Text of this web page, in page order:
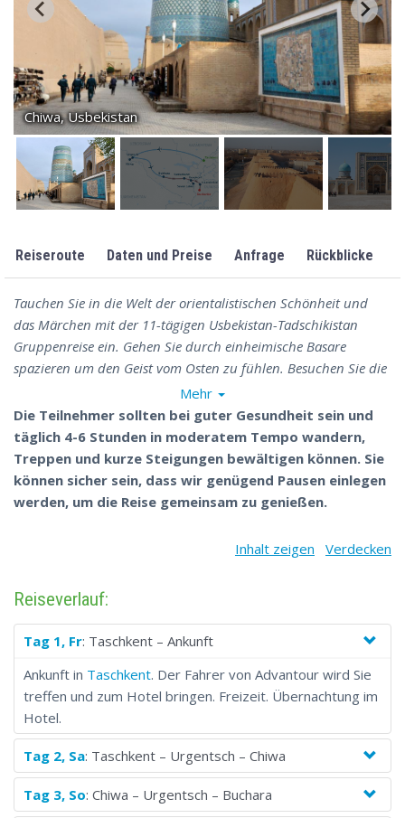
Chiwa, Usbekistan
Reiseroute Daten und Preise Anfrage Rückblicke
Tauchen Sie in die Welt der orientalistischen Schönheit und
das Märchen mit der 11-tägigen Usbekistan-Tadschikistan
Gruppenreise ein. Gehen Sie durch einheimische Basare
spazieren um den Geist vom Osten zu fühlen. Besuchen Sie die
altertümlichen Städte von Samarkand, Buchara und
Pandschakent um die architektonische Schönheit der
mittelalterlichen Zeiten zu entdecken und fahren zum
Iskanderkul See um malerische natürliche Aussichte von
Tadschikistan zu sehen. Reisen Sie mit gleichgesinnten
Touristen aus aller Welt mit geteilten Kosten.
Mehr
Die Teilnehmer sollten bei guter Gesundheit sein und
täglich 4-6 Stunden in moderatem Tempo wandern,
Treppen und kurze Steigungen bewältigen können. Sie
können sicher sein, dass wir genügend Pausen einlegen
werden, um die Reise gemeinsam zu genießen.
Reiseverlauf:
Inhalt zeigen Verdecken
Tag 1, Fr: Taschkent – Ankunft
Ankunft in Taschkent. Der Fahrer von Advantour wird Sie
treffen und zum Hotel bringen. Freizeit. Übernachtung im
Hotel.
Tag 2, Sa: Taschkent – Urgentsch – Chiwa
Tag 3, So: Chiwa – Urgentsch – Buchara